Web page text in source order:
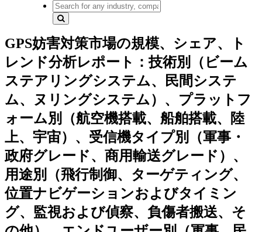
GPS妨害対策市場の規模、シェア、ト
レンド分析レポート：技術別（ビーム
ステアリングシステム、民間システ
ム、ヌリングシステム）、プラットフ
ォーム別（航空機搭載、船舶搭載、陸
上、宇宙）、受信機タイプ別（軍事・
政府グレード、商用輸送グレード）、
用途別（飛行制御、ターゲティング、
位置ナビゲーションおよびタイミン
グ、監視および偵察、負傷者搬送、そ